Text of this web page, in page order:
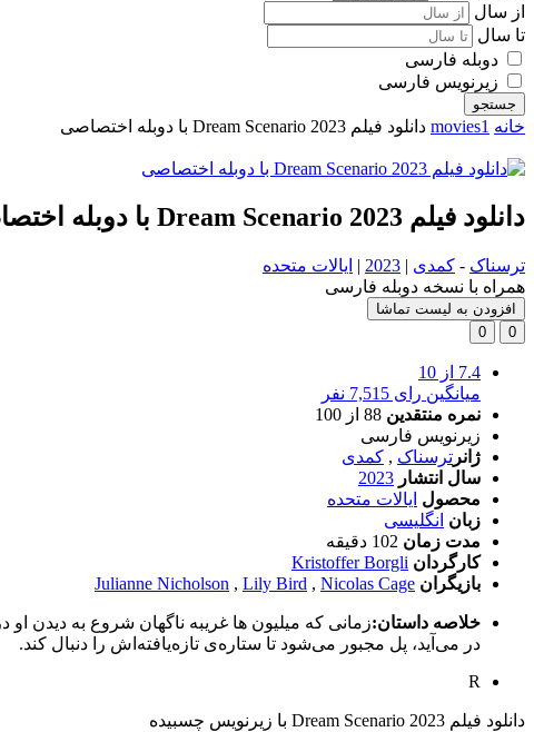
از سال
تا سال
دوبله فارسی
زیرنویس فارسی
جستجو
خانه movies1 دانلود فیلم Dream Scenario 2023 با دوبله اختصاصی
دانلود فیلم Dream Scenario 2023 با دوبله اختصاصی
ترسناک - کمدی |
2023
| ایالات متحده
همراه با نسخه دوبله فارسی
افزودن به لیست تماشا
0
0
7.4 از 10
میانگین رای 7,515 نفر
نمره منتقدین 88 از 100
زیرنویس فارسی
ژانر ترسناک , کمدی
سال انتشار 2023
محصول ایالات متحده
زبان انگلیسی
مدت زمان 102 دقیقه
کارگردان Kristoffer Borgli
بازیگران
Julianne Nicholson , Lily Bird , Nicolas Cage
خلاصه داستان:زمانی که میلیون ها غریبه ناگهان شروع به دیدن
در می‌آید، پل مجبور می‌شود تا ستاره‌ی تازه‌یافته‌اش را دنبال کند.
R
دانلود فیلم Dream Scenario 2023 با زیرنویس چسبیده